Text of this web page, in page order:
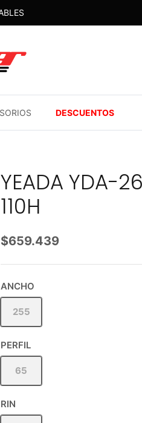
DESCUENTOS
YEADA YDA-
110H
$659.439
ANCHO
255
PERFIL
65
RIN